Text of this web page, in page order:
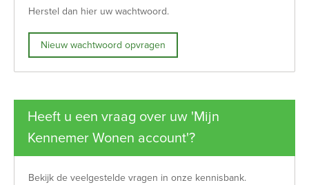
Herstel dan hier uw wachtwoord.
Nieuw wachtwoord opvragen
Heeft u een vraag over uw 'Mijn
Kennemer Wonen account'?
Bekijk de veelgestelde vragen in onze kennisbank.